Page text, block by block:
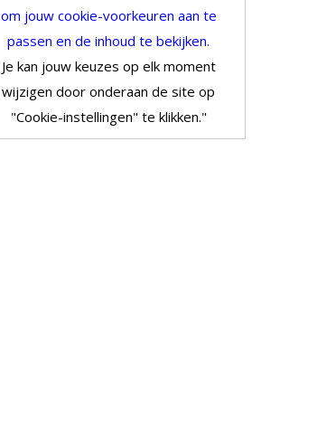
om jouw cookie-voorkeuren aan te
passen en de inhoud te bekijken.
Je kan jouw keuzes op elk moment
wijzigen door onderaan de site op
"Cookie-instellingen" te klikken."